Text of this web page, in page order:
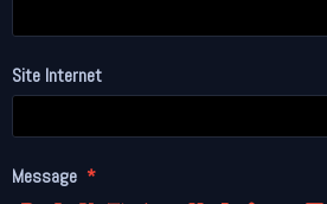
Site Internet
Message